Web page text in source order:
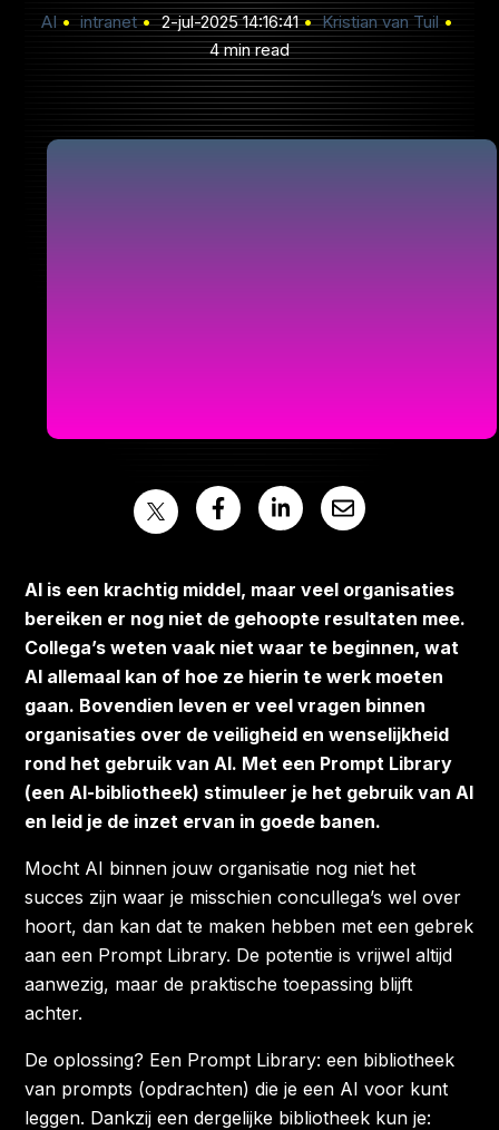
AI intranet 2-jul-2025 14:16:41
Kristian van Tuil
4 min read
AI is een krachtig middel, maar veel organisaties
bereiken er nog niet de gehoopte resultaten mee.
Collega’s weten vaak niet waar te beginnen, wat
AI allemaal kan of hoe ze hierin te werk moeten
gaan. Bovendien leven er veel vragen binnen
organisaties over de veiligheid en wenselijkheid
rond het gebruik van AI. Met een Prompt Library
(een AI-bibliotheek) stimuleer je het gebruik van AI
en leid je de inzet ervan in goede banen.
Mocht AI binnen jouw organisatie nog niet het
succes zijn waar je misschien concullega’s wel over
hoort, dan kan dat te maken hebben met een gebrek
aan een Prompt Library. De potentie is vrijwel altijd
aanwezig, maar de praktische toepassing blijft
achter.
De oplossing? Een Prompt Library: een bibliotheek
van prompts (opdrachten) die je een AI voor kunt
leggen. Dankzij een dergelijke bibliotheek kun je: